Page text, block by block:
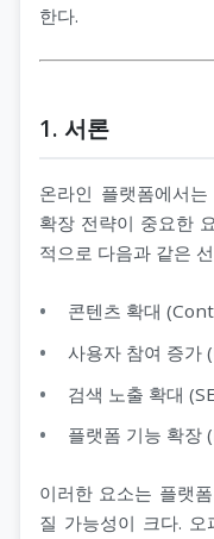
한다.
1. 서론
온라인 플랫폼에서
확장 전략이 중요한
적으로 다음과 같은
콘텐츠 확대
사용자 참여 증
검색 노출 확대
플랫폼 기능 확
이러한 요소는 플랫
질 가능성이 크다. 오